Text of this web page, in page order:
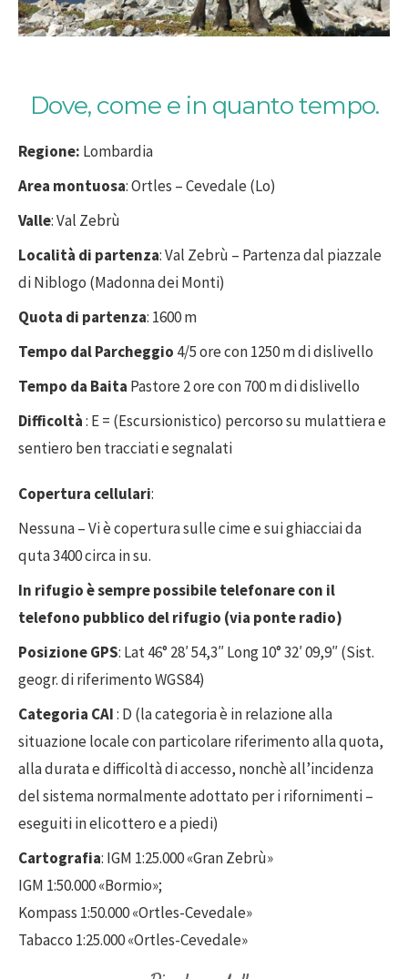
Dove, come e in quanto tempo.
Regione: Lombardia
Area montuosa: Ortles – Cevedale (Lo)
Valle: Val Zebrù
Località di partenza: Val Zebrù – Partenza dal piazzale
di Niblogo (Madonna dei Monti)
Quota di partenza: 1600 m
Tempo dal Parcheggio 4/5 ore con 1250 m di dislivello
Tempo da Baita Pastore 2 ore con 700 m di dislivello
Difficoltà: E = (Escursionistico) percorso su mulattiera e
sentiero ben tracciati e segnalati
Copertura cellulari:
Nessuna – Vi è copertura sulle cime e sui ghiacciai da
quta 3400 circa in su.
In rifugio è sempre possibile telefonare con il
telefono pubblico del rifugio (via ponte radio)
Posizione GPS: Lat 46° 28′ 54,3″ Long 10° 32′ 09,9″ (Sist.
geogr. di riferimento WGS84)
Categoria CAI: D (la categoria è in relazione alla
situazione locale con particolare riferimento alla quota,
alla durata e difficoltà di accesso, nonchè all’incidenza
del sistema normalmente adottato per i rifornimenti –
eseguiti in elicottero e a piedi)
Cartografia: IGM 1:25.000 «Gran Zebrù»
IGM 1:50.000 «Bormio»;
Kompass 1:50.000 «Ortles-Cevedale»
Tabacco 1:25.000 «Ortles-Cevedale»